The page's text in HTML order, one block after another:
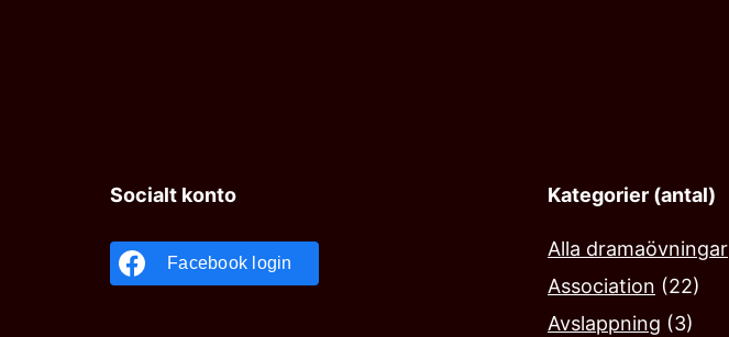
Socialt konto
Facebook login
Kategorier (antal)
Alla dramaövningar
Association (22)
Avslappning (3)